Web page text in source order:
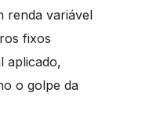
renda variável
fixos
aplicado,
o golpe da